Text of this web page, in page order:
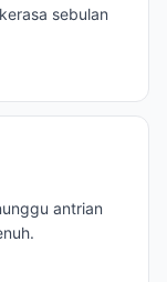
sebulan
antrian